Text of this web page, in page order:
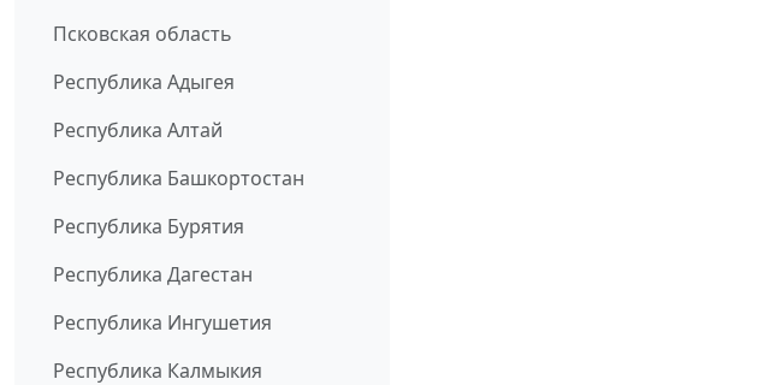
Псковская область
Республика Адыгея
Республика Алтай
Республика Башкортостан
Республика Бурятия
Республика Дагестан
Республика Ингушетия
Республика Калмыкия